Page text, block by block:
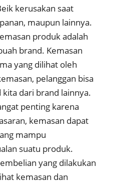
kerusakan saat
maupun lainnya.
produk adalah
brand. Kemasan
yang dilihat oleh
pelanggan bisa
dari brand lainnya.
penting karena
kemasan dapat
mampu
suatu produk.
yang dilakukan
kemasan dan